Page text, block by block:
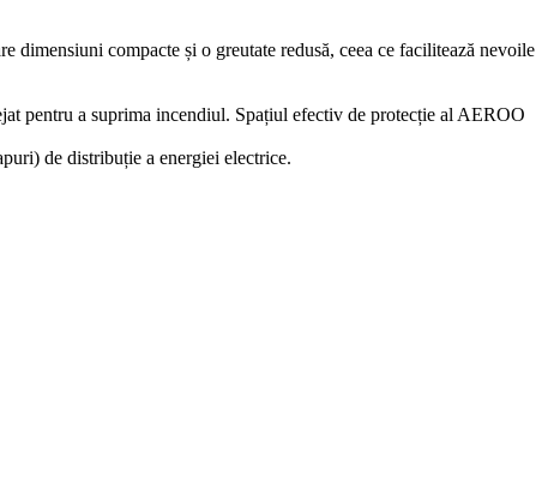
dimensiuni compacte și o greutate redusă, ceea ce facilitează nevoile
pentru a suprima incendiul. Spațiul efectiv de protecție al AEROO
de distribuție a energiei electrice.